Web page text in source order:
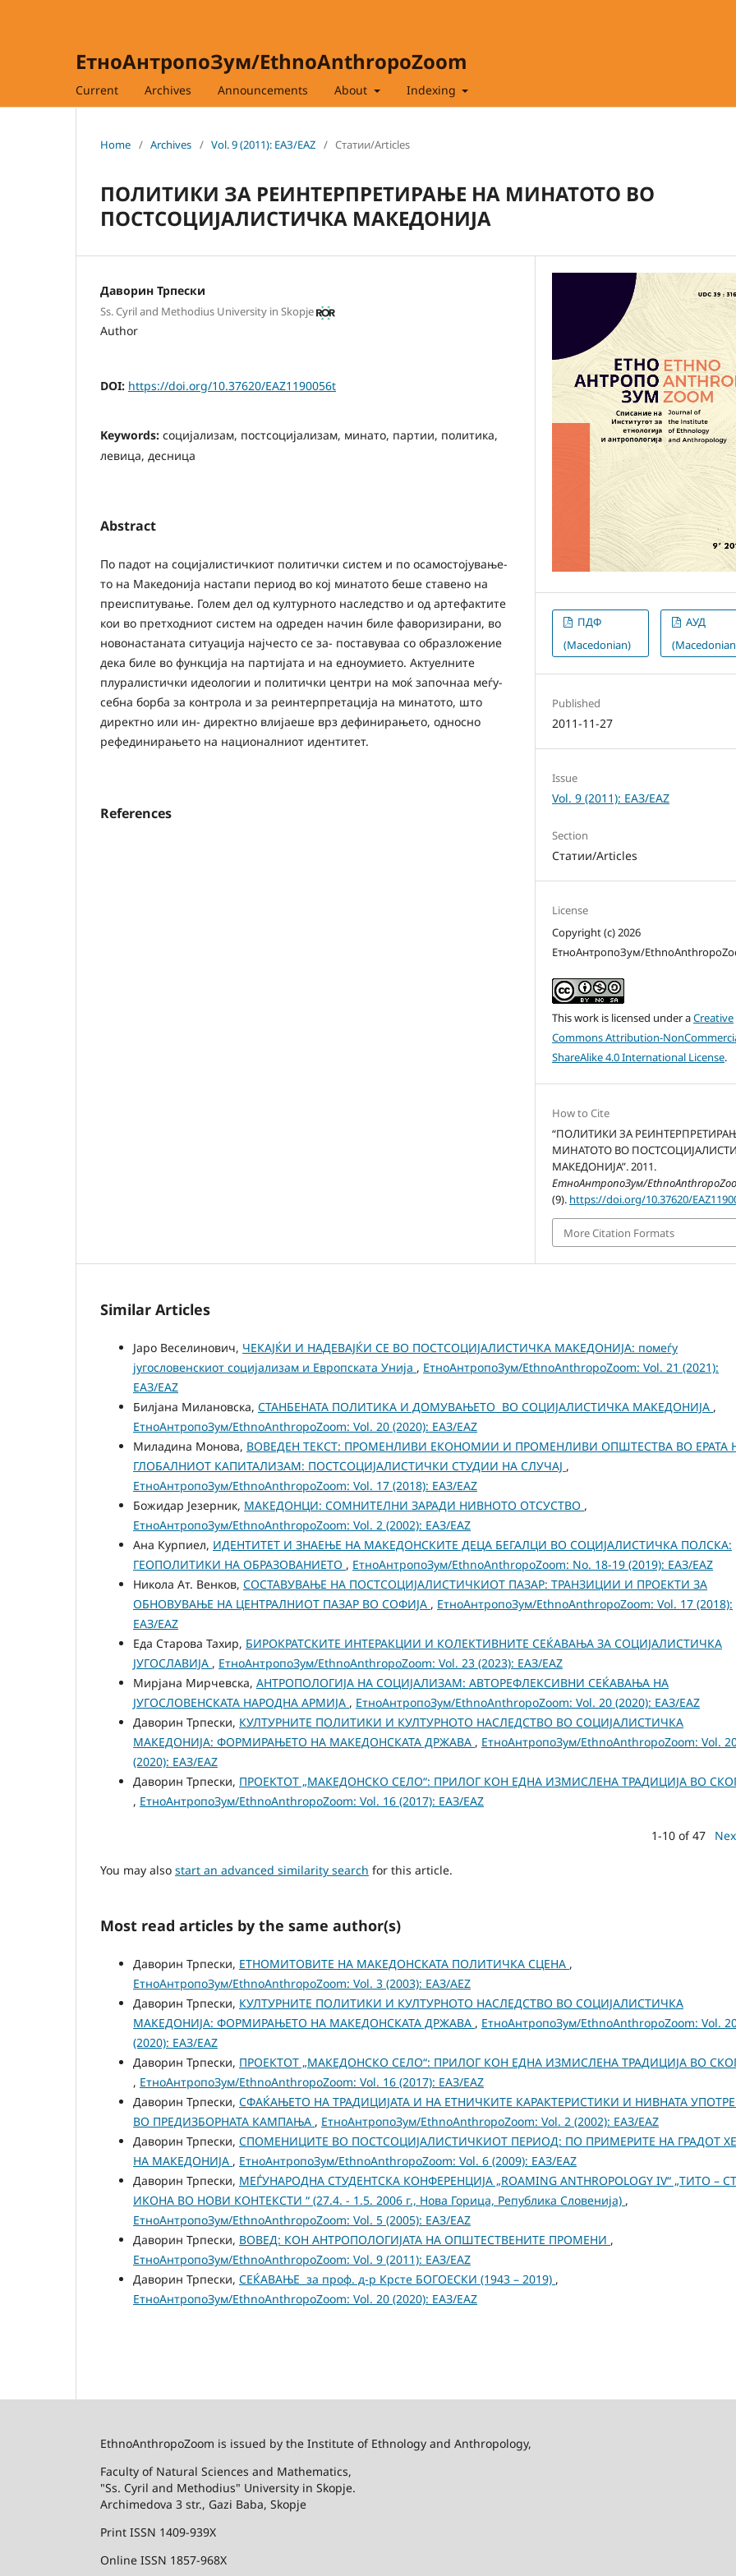
ЕтноАнтропоЗум/EthnoAnthropoZoom
Current Archives Announcements About Indexing
Home / Archives / Vol. 9 (2011): ЕАЗ/EAZ / Статии/Articles
ПОЛИТИКИ ЗА РЕИНТЕРПРЕТИРАЊЕ НА МИНАТОТО ВО
ПОСТСОЦИЈАЛИСТИЧКА МАКЕДОНИЈА
Даворин Трпески
Ss. Cyril and Methodius University in Skopje
Author
DOI: https://doi.org/10.37620/EAZ1190056t
Keywords: социјализам, постсоцијализам, минато, партии, политика,
левица, десница
Abstract
По падот на социјалистичкиот политички систем и по осамостојување-
то на Македонија настапи период во кој минатото беше ставено на
преиспитување. Голем дел од културното наследство и од артефактите
кои во претходниот систем на одреден начин биле фаворизирани, во
новонастаната ситуација најчесто се за- поставуваа со образложение
дека биле во функција на партијата и на едноумието. Актуелните
плуралистички идеологии и политички центри на моќ започнаа меѓу-
себна борба за контрола и за реинтерпретација на минатото, што
директно или ин- директно влијаеше врз дефинирањето, односно
рефединирањето на националниот идентитет.
References
ПДФ
(Macedonian)
АУД
Published
2011-11-27
Issue
Vol. 9 (2011): ЕАЗ/EAZ
Section
Статии/Articles
License
Copyright (c) 2026
ЕтноАнтропоЗум/
This work is licensed under aCreative
Commons Attribution-
ShareAlike 4.0 International License.
How to Cite
“ПОЛИТИКИ ЗА
МИНАТОТО ВО
МАКЕДОНИЈА”. 2011.
ЕтноАнтропоЗум/
(9). https://doi.org/10.37620/
More Citation Formats
Similar Articles
Јаро Веселинович, ЧЕКАЈЌИ И НАДЕВАЈЌИ СЕ ВО ПОСТСОЦИЈАЛИСТИЧКА МАКЕДОНИЈА: помеѓу
југословенскиот социјализам и Европската Унија , ЕтноАнтропоЗум/EthnoAnthropoZoom: Vol. 21 (2021):
ЕАЗ/EAZ
Билјана Милановска, СТАНБЕНАТА ПОЛИТИКА И ДОМУВАЊЕТО ВО СОЦИЈАЛИСТИЧКА МАКЕДОНИЈА ,
ЕтноАнтропоЗум/EthnoAnthropoZoom: Vol. 20 (2020): ЕАЗ/EAZ
Миладина Монова, ВОВЕДЕН ТЕКСТ: ПРОМЕНЛИВИ ЕКОНОМИИ И ПРОМЕНЛИВИ ОПШТЕСТВА ВО ЕРАТА
ГЛОБАЛНИОТ КАПИТАЛИЗАМ: ПОСТСОЦИЈАЛИСТИЧКИ СТУДИИ НА СЛУЧАЈ ,
ЕтноАнтропоЗум/EthnoAnthropoZoom: Vol. 17 (2018): ЕАЗ/EAZ
Божидар Језерник, МАКЕДОНЦИ: СОМНИТЕЛНИ ЗАРАДИ НИВНОТО ОТСУСТВО ,
ЕтноАнтропоЗум/EthnoAnthropoZoom: Vol. 2 (2002): ЕАЗ/EAZ
Ана Курпиел, ИДЕНТИТЕТ И ЗНАЕЊЕ НА МАКЕДОНСКИТЕ ДЕЦА БЕГАЛЦИ ВО СОЦИЈАЛИСТИЧКА ПОЛСКА:
ГЕОПОЛИТИКИ НА ОБРАЗОВАНИЕТО , ЕтноАнтропоЗум/EthnoAnthropoZoom: No. 18-19 (2019): ЕАЗ/EAZ
Никола Ат. Венков, СОСТАВУВАЊЕ НА ПОСТСОЦИЈАЛИСТИЧКИОТ ПАЗАР: ТРАНЗИЦИИ И ПРОЕКТИ ЗА
ОБНОВУВАЊЕ НА ЦЕНТРАЛНИОТ ПАЗАР ВО СОФИЈА , ЕтноАнтропоЗум/EthnoAnthropoZoom: Vol. 17 (2018):
ЕАЗ/EAZ
Еда Старова Тахир, БИРОКРАТСКИТЕ ИНТЕРАКЦИИ И КОЛЕКТИВНИТЕ СЕЌАВАЊА ЗА СОЦИЈАЛИСТИЧКА
ЈУГОСЛАВИЈА , ЕтноАнтропоЗум/EthnoAnthropoZoom: Vol. 23 (2023): ЕАЗ/EAZ
Мирјана Мирчевска, АНТРОПОЛОГИЈА НА СОЦИЈАЛИЗАМ: АВТОРЕФЛЕКСИВНИ СЕЌАВАЊА НА
ЈУГОСЛОВЕНСКАТА НАРОДНА АРМИЈА , ЕтноАнтропоЗум/EthnoAnthropoZoom: Vol. 20 (2020): ЕАЗ/EAZ
Даворин Трпески, КУЛТУРНИТЕ ПОЛИТИКИ И КУЛТУРНОТО НАСЛЕДСТВО ВО СОЦИЈАЛИСТИЧКА
МАКЕДОНИЈА: ФОРМИРАЊЕТО НА МАКЕДОНСКАТА ДРЖАВА , ЕтноАнтропоЗум/EthnoAnthropoZoom: Vol.
(2020): ЕАЗ/EAZ
Даворин Трпески, ПРОЕКТОТ „МАКЕДОНСКО СЕЛО“: ПРИЛОГ КОН ЕДНА ИЗМИСЛЕНА ТРАДИЦИЈА ВО
, ЕтноАнтропоЗум/EthnoAnthropoZoom: Vol. 16 (2017): ЕАЗ/EAZ
1-10 of 47
You may also start an advanced similarity search for this article.
Most read articles by the same author(s)
Даворин Трпески, ЕТНОМИТОВИТЕ НА МАКЕДОНСКАТА ПОЛИТИЧКА СЦЕНА ,
ЕтноАнтропоЗум/EthnoAnthropoZoom: Vol. 3 (2003): ЕАЗ/AEZ
Даворин Трпески, КУЛТУРНИТЕ ПОЛИТИКИ И КУЛТУРНОТО НАСЛЕДСТВО ВО СОЦИЈАЛИСТИЧКА
МАКЕДОНИЈА: ФОРМИРАЊЕТО НА МАКЕДОНСКАТА ДРЖАВА , ЕтноАнтропоЗум/EthnoAnthropoZoom: Vol.
(2020): ЕАЗ/EAZ
Даворин Трпески, ПРОЕКТОТ „МАКЕДОНСКО СЕЛО“: ПРИЛОГ КОН ЕДНА ИЗМИСЛЕНА ТРАДИЦИЈА ВО
, ЕтноАнтропоЗум/EthnoAnthropoZoom: Vol. 16 (2017): ЕАЗ/EAZ
Даворин Трпески, СФАЌАЊЕТО НА ТРАДИЦИЈАТА И НА ЕТНИЧКИТЕ КАРАКТЕРИСТИКИ И НИВНАТА
ВО ПРЕДИЗБОРНАТА КАМПАЊА , ЕтноАнтропоЗум/EthnoAnthropoZoom: Vol. 2 (2002): ЕАЗ/EAZ
Даворин Трпески, СПОМЕНИЦИТЕ ВО ПОСТСОЦИЈАЛИСТИЧКИОТ ПЕРИОД: ПО ПРИМЕРИТЕ НА ГРАДОТ
НА МАКЕДОНИЈА , ЕтноАнтропоЗум/EthnoAnthropoZoom: Vol. 6 (2009): ЕАЗ/EAZ
Даворин Трпески, МЕЃУНАРОДНА СТУДЕНТСКА КОНФЕРЕНЦИЈА „ROAMING ANTHROPOLOGY IV“ „ТИТО –
ИКОНА ВО НОВИ КОНТЕКСТИ “ (27.4. - 1.5. 2006 г., Нова Горица, Република Словенија) ,
ЕтноАнтропоЗум/EthnoAnthropoZoom: Vol. 5 (2005): ЕАЗ/EAZ
Даворин Трпески, ВОВЕД: КОН АНТРОПОЛОГИЈАТА НА ОПШТЕСТВЕНИТЕ ПРОМЕНИ ,
ЕтноАнтропоЗум/EthnoAnthropoZoom: Vol. 9 (2011): ЕАЗ/EAZ
Даворин Трпески, СЕЌАВАЊЕ за проф. д-р Крсте БОГОЕСКИ (1943 – 2019) ,
ЕтноАнтропоЗум/EthnoAnthropoZoom: Vol. 20 (2020): ЕАЗ/EAZ
EthnoAnthropoZoom is issued by the Institute of Ethnology and Anthropology,
Faculty of Natural Sciences and Mathematics,
"Ss. Cyril and Methodius" University in Skopje.
Archimedova 3 str., Gazi Baba, Skopje
Print ISSN 1409-939X
Online ISSN 1857-968X